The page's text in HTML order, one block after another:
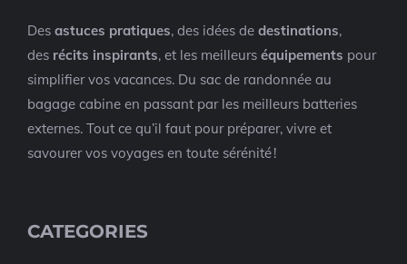
Des astuces pratiques, des idées de destinations,
des récits inspirants, et les meilleurs équipements pour
simplifier vos vacances. Du sac de randonnée au
bagage cabine en passant par les meilleurs batteries
externes. Tout ce qu’il faut pour préparer, vivre et
savourer vos voyages en toute sérénité !
CATEGORIES